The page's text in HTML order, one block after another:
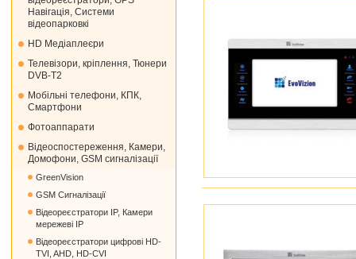
Навігація, Системи
відеопарковкі
HD Медіаплеєри
Телевізори, кріплення, Тюнери
DVB-T2
Мобільні телефони, КПК,
Смартфони
Фотоаппарати
Відеоспостереження, Камери,
Домофони, GSM сигналізації
GreenVision
GSM Сигналізації
Відеореєстратори IP, Камери
мережеві IP
Відеореєстратори цифрові HD-
TVI, AHD, HD-CVI